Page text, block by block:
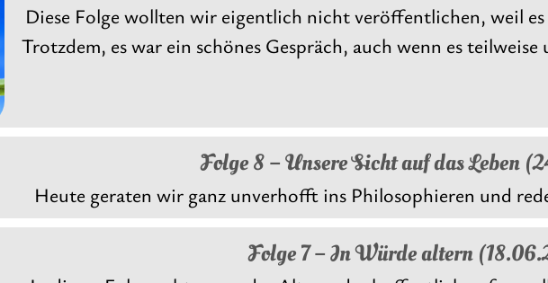
Diese Folge wollten wir eigentlich nicht veröffentlichen, weil
Trotzdem, es war ein schönes Gespräch, auch wenn es
Folge 8 – Unsere Sicht auf das Leben
Heute geraten wir ganz unverhofft ins Philosophieren und
Folge 7 – In Würde altern